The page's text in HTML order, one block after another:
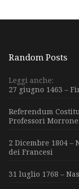
Random Posts
Leggi anche:
27 giugno 1463 –
Referendum
Professori
2 Dicembre 1804
dei Francesi
31 luglio 1768 –